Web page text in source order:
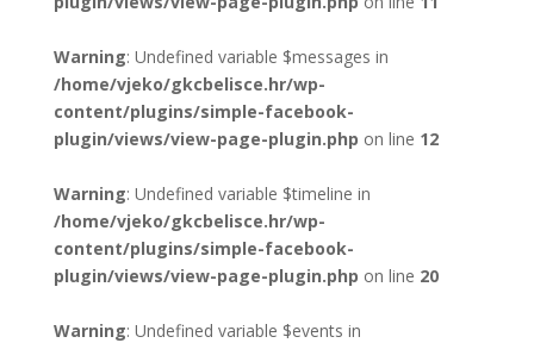
Warning: Undefined variable $messages in
/home/vjeko/gkcbelisce.hr/wp-
content/plugins/simple-facebook-
plugin/views/view-page-plugin.php on line 12
Warning: Undefined variable $timeline in
/home/vjeko/gkcbelisce.hr/wp-
content/plugins/simple-facebook-
plugin/views/view-page-plugin.php on line 20
Warning: Undefined variable $events in